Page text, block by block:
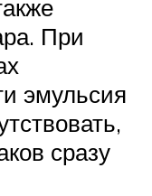
При
эмульсия
сразу